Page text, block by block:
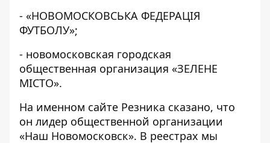
- «НОВОМОСКОВСЬКА ФЕДЕРАЦІЯ
ФУТБОЛУ»;
- новомосковская городская
общественная организация «ЗЕЛЕНЕ
МІСТО».
На именном сайте Резника сказано, что
он лидер общественной организации
«Наш Новомосковск». В реестрах мы